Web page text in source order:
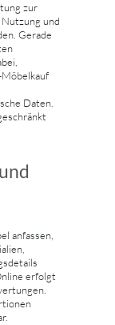
zur
und
Gerade
Möbelkauf
Daten.
anfassen,
erfolgt